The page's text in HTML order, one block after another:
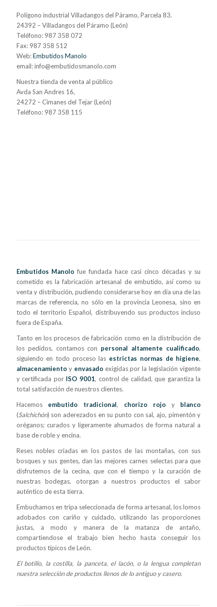
Polígono industrial Villadangos del Páramo, Parcela 83.
24392 – Villadangos del Páramo (León)
Teléfono: 987 358 072
Fax: 987 358 512
Web:Embutidos Manolo
email: info@embutidosmanolo.com
Nuestra tienda de venta al público
Avda San Andres 16,
24272 – Cimanes del Tejar (León)
Teléfono: 987 358 115
Embutidos Manolo fue fundada hace casi cinco décadas y su
cometido es la fabricación artesanal de embutido, así como su
venta y distribución, pudiendo considerarse hoy en día una de las
marcas de referencia, no sólo en la provincia Leonesa, sino en
todo el territorio Español, distribuyendo sus productos incluso
fuera de España.
Tanto en los procesos de fabricación como en la distribución de
los pedidos, contamos con personal altamente cualificado,
siguiendo en todo proceso las estrictas normas de higiene,
almacenamientoy envasadoexigidas por la legislación vigente
y certificada porISO 9001, control de calidad, que garantiza la
total satisfacción de nuestros clientes.
Hacemos embutido tradicional, chorizo rojoy blanco
(Salchichón) son aderezados en su punto con sal, ajo, pimentón y
oréganos; curados y ligeramente ahumados de forma natural a
base de roble y encina.
Reses nobles criadas en los pastos de las montañas, con sus
bosques y sus gentes, dan las mejores carnes selectas para que
disfrutemos de la cecina, que con el tiempo y la curación de
nuestras bodegas, otorgan a nuestros productos el sabor
auténtico de esta tierra.
Embuchamos en tripa seleccionada de forma artesanal, los lomos
adobados con cariño y cuidado, utilizando las proporciones
justas, a modo y manera de la matanza de antaño,
compartiendose el trabajo bien hecho hasta conseguir los
productos típicos de León.
El botillo, la costilla, la panceta, el lacón, o la lengua completan
nuestra selección de productos llenos de lo antiguo y casero.